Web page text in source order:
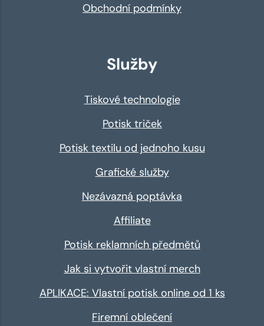
Obchodní podmínky
Služby
Tiskové technologie
Potisk triček
Potisk textilu od jednoho kusu
Grafické služby
Nezávazná poptávka
Affiliate
Potisk reklamních předmětů
Jak si vytvořit vlastní merch
APLIKACE: Vlastní potisk online od 1 ks
Firemní oblečení